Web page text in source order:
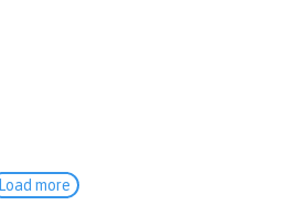
Load more